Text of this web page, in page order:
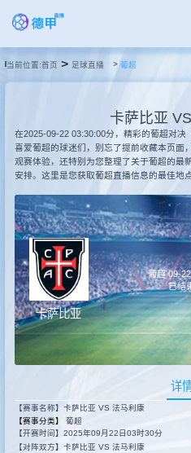
德甲
足球直
篮球
德甲
德甲新
当前位置:首页 > 足球直播 葡超
卡萨比亚
在2025-09-22 03:30:00分，精彩的葡超对决
喜爱葡超的球迷们，别忘了提前收藏本页面
观赛体验，还特别为您整理了关于葡超的最
安排。这里是您获取葡超直播信息的最佳地
卡萨比亚
葡超 09-
已结
详
【赛事名称】卡萨比亚 VS 法马利康
【赛事分类】 葡超
【开赛时间】2025年09月22日03时30分
【对阵双方】卡萨比亚 VS 法马利康